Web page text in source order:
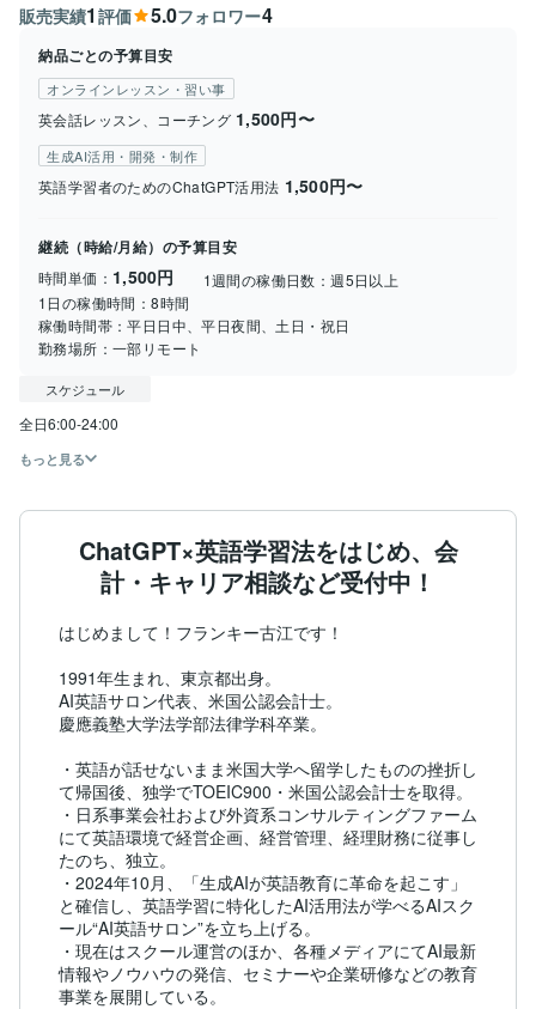
販売実績1 評価 5.0フォロワー4
納品ごとの予算目安
オンラインレッスン・習い事
英会話レッスン、コーチング 1,500円〜
生成AI活用・開発・制作
英語学習者のためのChatGPT活用法 1,500円〜
継続（時給/月給）の予算目安
時間単価： 1,500円 1週間の稼働日数：週5日以上
1日の稼働時間：8時間
稼働時間帯：平日日中、平日夜間、土日・祝日
勤務場所： 一部リモート
スケジュール
全日6:00‐24:00
もっと見る
ChatGPT×英語学習法をはじめ、会
計・キャリア相談など受付中！
はじめまして！フランキー古江です！
1991年生まれ、東京都出身。
AI英語サロン代表、米国公認会計士。
慶應義塾大学法学部法律学科卒業。
・英語が話せないまま米国大学へ留学したものの挫折し
て帰国後、独学でTOEIC900・米国公認会計士を取得。
・日系事業会社および外資系コンサルティングファーム
にて英語環境で経営企画、経営管理、経理財務に従事し
たのち、独立。
・2024年10月、「生成AIが英語教育に革命を起こす」
と確信し、英語学習に特化したAI活用法が学べるAIスク
ール“AI英語サロン”を立ち上げる。
・現在はスクール運営のほか、各種メディアにてAI最新
情報やノウハウの発信、セミナーや企業研修などの教育
事業を展開している。